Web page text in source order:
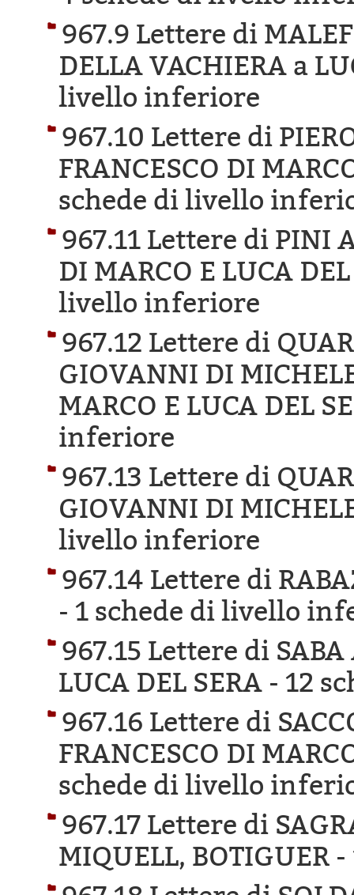
967.9 Lettere di
DELLA VACHIERA a
livello inferiore
967.10 Lettere di
FRANCESCO DI
schede di livello
967.11 Lettere di PINI
DI MARCO E LUCA
livello inferiore
967.12 Lettere di
GIOVANNI DI
MARCO E LUCA DEL
inferiore
967.13 Lettere di
GIOVANNI DI
livello inferiore
967.14 Lettere di
- 1 schede di livello
967.15 Lettere di
LUCA DEL SERA - 12
967.16 Lettere di
FRANCESCO DI
schede di livello
967.17 Lettere di
MIQUELL, BOTIGUER -